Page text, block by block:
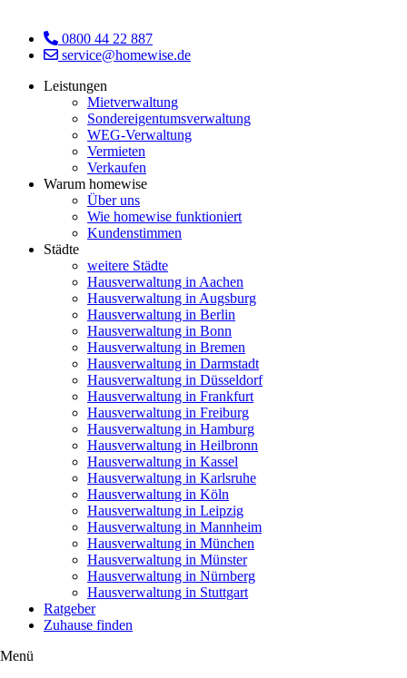
0800 44 22 887
service@homewise.de
Leistungen
Mietverwaltung
Sondereigentumsverwaltung
WEG-Verwaltung
Vermieten
Verkaufen
Warum homewise
Über uns
Wie homewise funktioniert
Kundenstimmen
Städte
weitere Städte
Hausverwaltung in Aachen
Hausverwaltung in Augsburg
Hausverwaltung in Berlin
Hausverwaltung in Bonn
Hausverwaltung in Bremen
Hausverwaltung in Darmstadt
Hausverwaltung in Düsseldorf
Hausverwaltung in Frankfurt
Hausverwaltung in Freiburg
Hausverwaltung in Hamburg
Hausverwaltung in Heilbronn
Hausverwaltung in Kassel
Hausverwaltung in Karlsruhe
Hausverwaltung in Köln
Hausverwaltung in Leipzig
Hausverwaltung in Mannheim
Hausverwaltung in München
Hausverwaltung in Münster
Hausverwaltung in Nürnberg
Hausverwaltung in Stuttgart
Ratgeber
Zuhause finden
Menü